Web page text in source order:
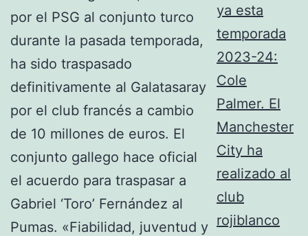
ya esta
temporada
2023-24:
Cole
Palmer. El
Manchester
City ha
realizado al
club
rojiblanco